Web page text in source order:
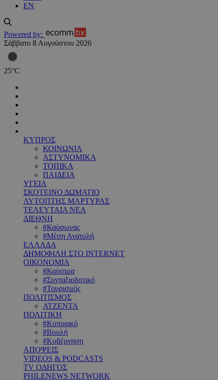
EN
Powered by:
Σάββατο 8 Αυγούστου 2026
25°C
ΚΥΠΡΟΣ
ΚΟΙΝΩΝΙΑ
ΑΣΤΥΝΟΜΙΚΑ
ΤΟΠΙΚΑ
ΠΑΙΔΕΙΑ
ΥΓΕΙΑ
ΣΚΟΤΕΙΝΟ ΔΩΜΑΤΙΟ
ΑΥΤΟΠΤΗΣ ΜΑΡΤΥΡΑΣ
ΤΕΛΕΥΤΑΙΑ ΝΕΑ
ΔΙΕΘΝΗ
#Καύσωνας
#Μέση Ανατολή
ΕΛΛΑΔΑ
ΔΗΜΟΦΙΛΗ ΣΤΟ INTERNET
ΟΙΚΟΝΟΜΙΑ
#Καύσιμα
#Συνταξιοδοτικό
#Τουρισμός
ΠΟΛΙΤΙΣΜΟΣ
ΑΤΖΕΝΤΑ
ΠΟΛΙΤΙΚΗ
#Κυπριακό
#Βουλή
#Κυβέρνηση
ΑΠΟΨΕΙΣ
VIDEOS & PODCASTS
TV ΟΔΗΓΟΣ
PHILENEWS NETWORK